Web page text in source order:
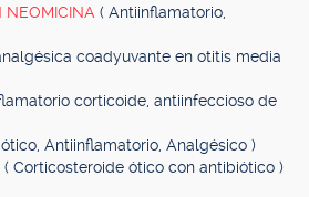
NEOMICINA ( Antiinflamatorio,
coadyuvante en otitis media
corticoide, antiinfeccioso de
Antiinflamatorio, Analgésico )
( Corticosteroide ótico con antibiótico )